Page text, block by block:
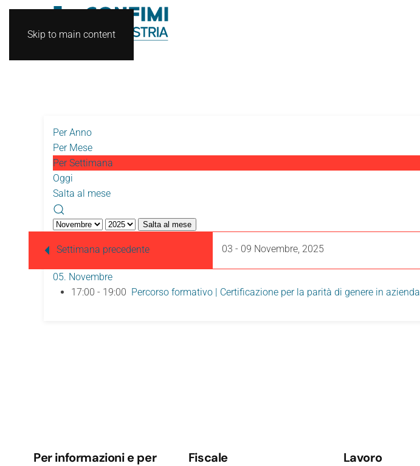
Skip to main content
Per Anno
Per Mese
Per Settimana
Oggi
Salta al mese
Salta al mese
Settimana precedente 03 - 09 Novembre, 2025
05. Novembre
17:00 - 19:00 Percorso formativo | Certificazione per la parità di genere in azienda
Per informazioni e per
Fiscale Lavoro